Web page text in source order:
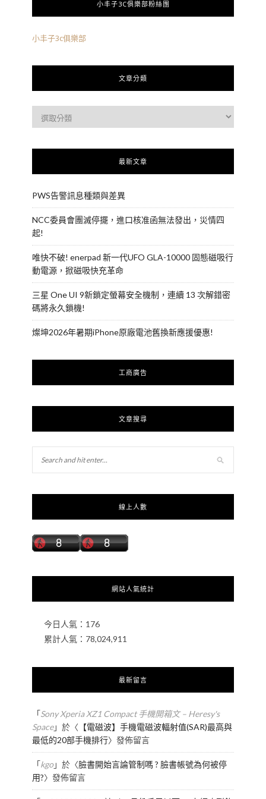
小丰子3C俱樂部粉絲團
小丰子3c俱樂部
文章分類
最新文章
PWS告警訊息種類與差異
NCC委員會團滅停擺，進口核准函無法發出，災情四
起!
唯快不破! enerpad 新一代UFO GLA-10000 固態磁吸行
動電源，掀磁吸快充革命
三星 One UI 9新鎖定螢幕安全機制，連續 13 次解錯密
碼將永久鎖機!
燦坤2026年暑期iPhone原廠電池舊換新應援優惠!
工商廣告
文章搜尋
線上人數
網站人氣統計
今日人氣： 176
累計人氣： 78,024,911
最新留言
「Sony Xperia XZ1 Compact 手機開箱文 – Heresy's
Space」於〈 【電磁波】手機電磁波輻射值(SAR)最高與
最低的20部手機排行〉發佈留言
「kgo」於〈臉書開始言論管制嗎 ? 臉書帳號為何被停
用?〉發佈留言